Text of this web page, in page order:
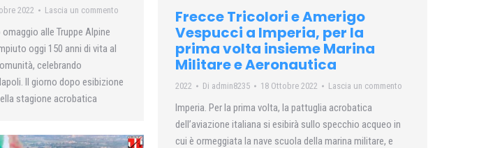
2022 Lascia un commento
alle Truppe Alpine
oggi 150 anni di vita al
celebrando
Il giorno dopo esibizione
stagione acrobatica
Frecce Tricolori e Amerigo
Vespucci a Imperia, per la
prima volta insieme Marina
Militare e Aeronautica
2022 Di admin8235 18 Ottobre 2022 Lascia un commento
Imperia. Per la prima volta, la pattuglia acrobatica
dell’aviazione italiana si esibirà sullo specchio acqueo in
cui è ormeggiata la nave scuola della marina militare, e